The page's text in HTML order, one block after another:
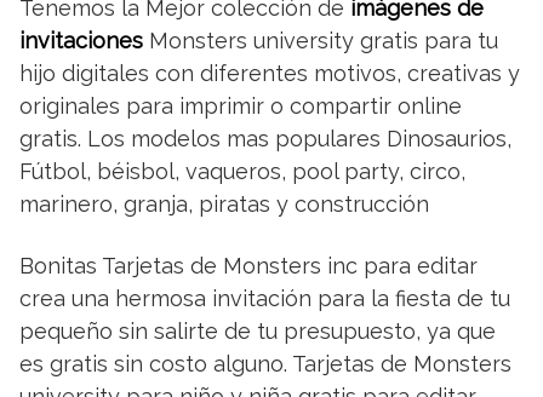
Tenemos la Mejor colección de imágenes de
invitaciones Monsters university gratis para tu
hijo digitales con diferentes motivos, creativas y
originales para imprimir o compartir online
gratis. Los modelos mas populares Dinosaurios,
Fútbol, béisbol, vaqueros, pool party, circo,
marinero, granja, piratas y construcción
Bonitas Tarjetas de Monsters inc para editar
crea una hermosa invitación para la fiesta de tu
pequeño sin salirte de tu presupuesto, ya que
es gratis sin costo alguno. Tarjetas de Monsters